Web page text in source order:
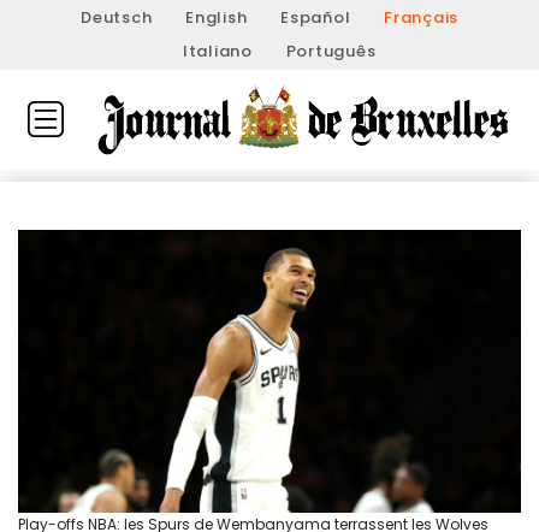
Deutsch English Español
Français
Italiano
Português
Play-offs NBA: les Spurs de Wembanyama terrassent les Wolves